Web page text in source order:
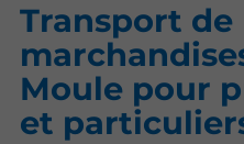
Transport de
Moule pour
et